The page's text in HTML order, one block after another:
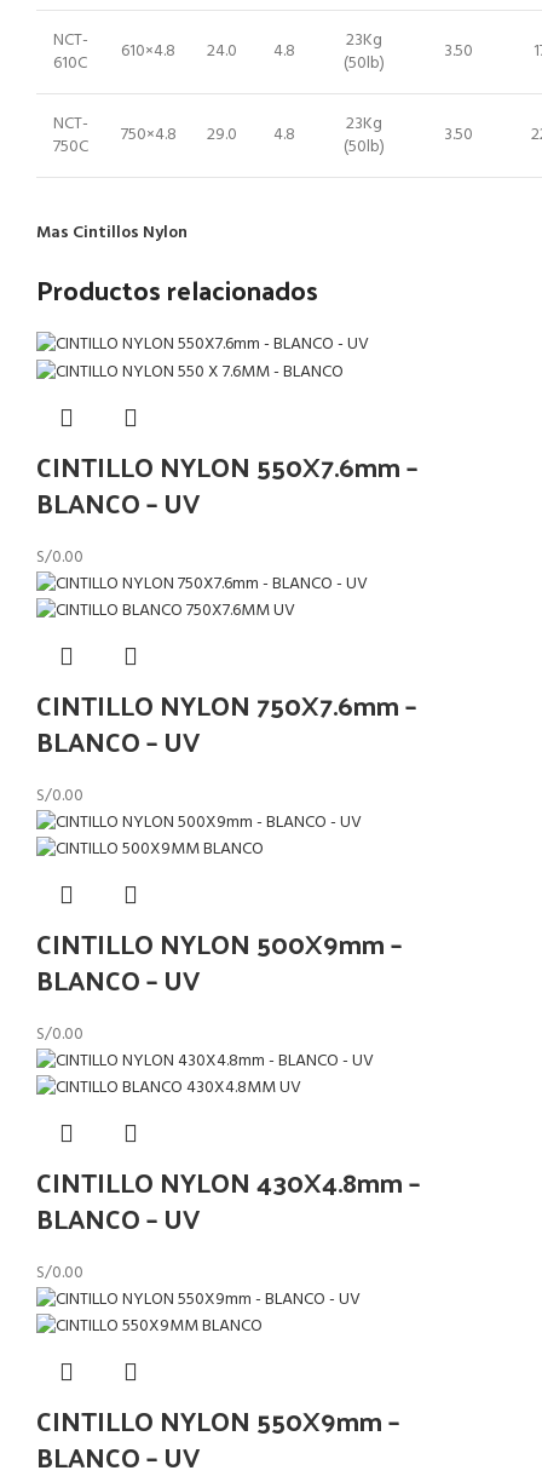
NCT-
610C
610×4.8 24.0 4.8
23Kg
(50lb)
3.50
NCT-
750C
750×4.8 29.0 4.8
23Kg
(50lb)
3.50
Mas Cintillos Nylon
Productos relacionados
CINTILLO NYLON 550X7.6mm –
BLANCO – UV
S/0.00
CINTILLO NYLON 750X7.6mm –
BLANCO – UV
S/0.00
CINTILLO NYLON 500X9mm –
BLANCO – UV
S/0.00
CINTILLO NYLON 430X4.8mm –
BLANCO – UV
S/0.00
CINTILLO NYLON 550X9mm –
BLANCO – UV